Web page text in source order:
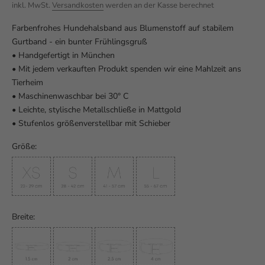
inkl. MwSt. Versandkosten werden an der Kasse berechnet
Farbenfrohes Hundehalsband aus Blumenstoff auf stabilem
Gurtband - ein bunter Frühlingsgruß
• Handgefertigt in München
• Mit jedem verkauften Produkt spenden wir eine Mahlzeit ans
Tierheim
• Maschinenwaschbar bei 30° C
• Leichte, stylische Metallschließe in Mattgold
• Stufenlos größenverstellbar mit Schieber
Größe:
Breite: